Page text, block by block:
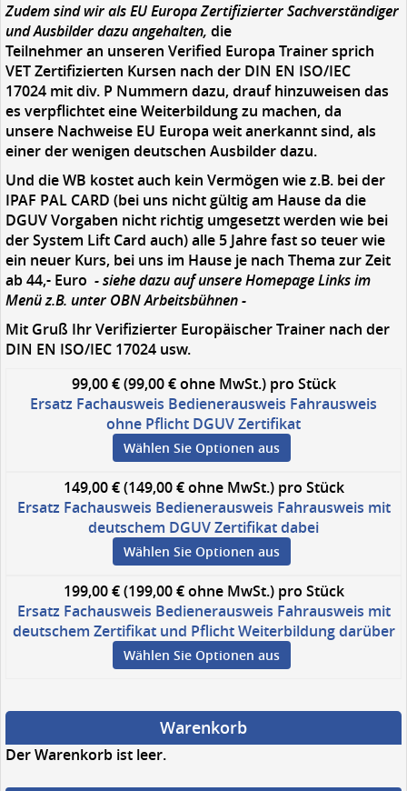
Zudem sind wir als EU Europa Zertifizierter Sachverständiger
und Ausbilder dazu angehalten, die
Teilnehmer an unseren Verified Europa Trainer sprich
VET Zertifizierten Kursen nach der DIN EN ISO/IEC
17024 mit div. P Nummern dazu, drauf hinzuweisen das
es verpflichtet eine Weiterbildung zu machen, da
unsere Nachweise EU Europa weit anerkannt sind, als
einer der wenigen deutschen Ausbilder dazu.
Und die WB kostet auch kein Vermögen wiez.B. bei der
IPAF PAL CARD (bei uns nicht gültig am Hause da die
DGUV Vorgaben nicht richtig umgesetzt werden wie bei
derSystem Lift Card auch)alle 5 Jahre fast so teuer wie
ein neuer Kurs, bei uns im Hause je nach Thema zur Zeit
ab 44,- Euro -siehe dazu auf unsere Homepage Links im
Menü z.B. unter OBN Arbeitsbühnen-
Mit Gruß Ihr Verifizierter Europäischer Trainer nach der
DIN EN ISO/IEC 17024 usw.
99,00 € (99,00 € ohne MwSt.) pro Stück
Ersatz Fachausweis Bedienerausweis Fahrausweis
ohne Pflicht DGUV Zertifikat
Wählen Sie Optionen aus
149,00 € (149,00 € ohne MwSt.) pro Stück
Ersatz Fachausweis Bedienerausweis Fahrausweis mit
deutschem DGUV Zertifikat dabei
Wählen Sie Optionen aus
199,00 € (199,00 € ohne MwSt.) pro Stück
Ersatz Fachausweis Bedienerausweis Fahrausweis mit
deutschem Zertifikat und Pflicht Weiterbildung darüber
Wählen Sie Optionen aus
Warenkorb
Der Warenkorb ist leer.